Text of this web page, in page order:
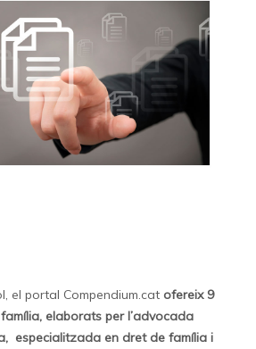
el portal Compendium.cat ofereix 9
elaborats per l’advocada
especialitzada en dret de família i